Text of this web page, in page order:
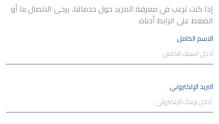
إذا كنت ترغب في معرفة المزيد حول خدماتنا، يرجى الاتصال بنا أو
الضغط على الرابط أدناه.
الاسم الكامل
البريد الإلكتروني